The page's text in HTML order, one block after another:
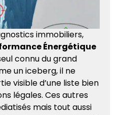
immobiliers,
Énergétique
connu du grand
un iceberg, il ne
visible d’une liste bien
légales. Ces autres
mais tout aussi